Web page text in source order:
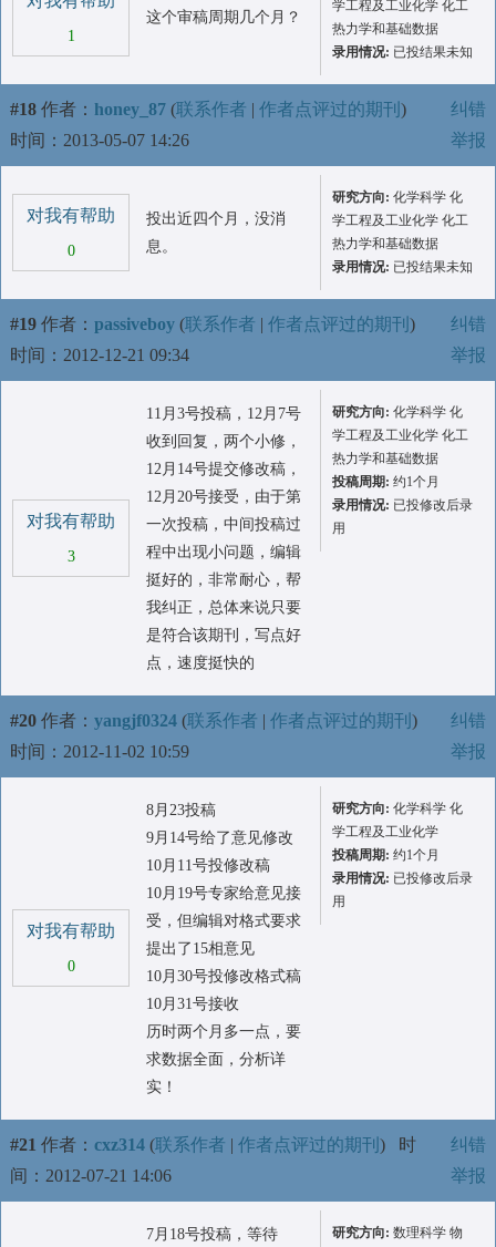
1
这个审稿周期几个月？
学工程及工业化学 化工
热力学和基础数据
录用情况: 已投结果未知
#18 作者： honey_87 (联系作者 | 作者点评过的期刊 )
时间：2013-05-07 14:26
纠错
举报
对我有帮助
0
投出近四个月，没消
息。
研究方向: 化学科学 化
学工程及工业化学 化工
热力学和基础数据
录用情况: 已投结果未知
#19 作者： passiveboy (联系作者 | 作者点评过的期刊 )
时间：2012-12-21 09:34
纠错
举报
对我有帮助
3
11月3号投稿，12月7号
收到回复，两个小修，
12月14号提交修改稿，
12月20号接受，由于第
一次投稿，中间投稿过
程中出现小问题，编辑
挺好的，非常耐心，帮
我纠正，总体来说只要
是符合该期刊，写点好
点，速度挺快的
研究方向: 化学科学 化
学工程及工业化学 化工
热力学和基础数据
投稿周期: 约1个月
录用情况: 已投修改后录
用
#20 作者： yangjf0324 (联系作者 | 作者点评过的期刊 )
时间：2012-11-02 10:59
纠错
举报
对我有帮助
0
8月23投稿
9月14号给了意见修改
10月11号投修改稿
10月19号专家给意见接
受，但编辑对格式要求
提出了15相意见
10月30号投修改格式稿
10月31号接收
历时两个月多一点，要
求数据全面，分析详
实！
研究方向: 化学科学 化
学工程及工业化学
投稿周期: 约1个月
录用情况: 已投修改后录
用
#21 作者： cxz314 (联系作者 | 作者点评过的期刊 ) 时
间：2012-07-21 14:06
纠错
举报
7月18号投稿，等待
研究方向: 数理科学 物